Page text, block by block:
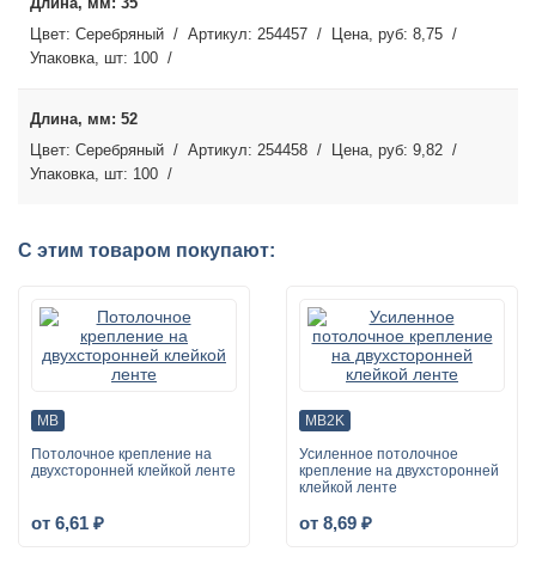
Серебряный
254457
8,75
100
52
Серебряный
254458
9,82
100
С этим товаром покупают:
MB
Потолочное крепление на
двухсторонней клейкой ленте
от 6,61 ₽
MB2K
Усиленное потолочное
крепление на двухсторонней
клейкой ленте
от 8,69 ₽